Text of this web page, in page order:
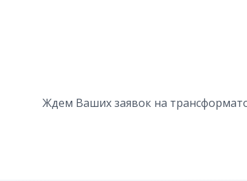
Ждем Ваших заявок на